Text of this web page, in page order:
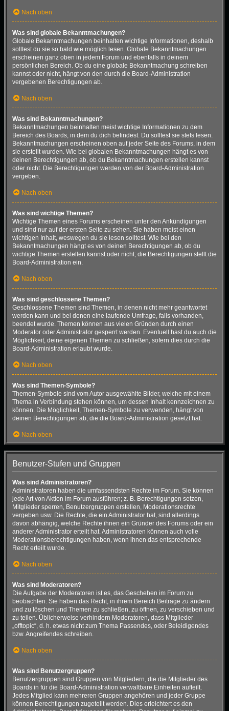
Nach oben
Was sind globale Bekanntmachungen?
Globale Bekanntmachungen beinhalten wichtige Informationen, deshalb
solltest du sie so bald wie möglich lesen. Globale Bekanntmachungen
erscheinen ganz oben in jedem Forum und ebenfalls in deinem
persönlichen Bereich. Ob du eine globale Bekanntmachung schreiben
kannst oder nicht, hängt von den durch die Board-Administration
vergebenen Berechtigungen ab.
Nach oben
Was sind Bekanntmachungen?
Bekanntmachungen beinhalten meist wichtige Informationen zu dem
Bereich des Boards, in dem du dich befindest. Du solltest sie stets lesen.
Bekanntmachungen erscheinen oben auf jeder Seite des Forums, in dem
sie erstellt wurden. Wie bei globalen Bekanntmachungen hängt es von
deinen Berechtigungen ab, ob du Bekanntmachungen erstellen kannst
oder nicht. Die Berechtigungen werden von der Board-Administration
vergeben.
Nach oben
Was sind wichtige Themen?
Wichtige Themen eines Forums erscheinen unter den Ankündigungen
und sind nur auf der ersten Seite zu sehen. Sie haben meist einen
wichtigen Inhalt, weswegen du sie lesen solltest. Wie bei den
Bekanntmachungen hängt es von deinen Berechtigungen ab, ob du
wichtige Themen erstellen kannst oder nicht; die Berechtigungen stellt die
Board-Administration ein.
Nach oben
Was sind geschlossene Themen?
Geschlossene Themen sind Themen, in denen nicht mehr geantwortet
werden kann und bei denen eine laufende Umfrage, falls vorhanden,
beendet wurde. Themen können aus vielen Gründen durch einen
Moderator oder Administrator gesperrt werden. Eventuell hast du auch die
Möglichkeit, deine eigenen Themen zu schließen, sofern dies durch die
Board-Administration erlaubt wurde.
Nach oben
Was sind Themen-Symbole?
Themen-Symbole sind vom Autor ausgewählte Bilder, welche mit einem
Thema in Verbindung stehen können, um dessen Inhalt kennzeichnen zu
können. Die Möglichkeit, Themen-Symbole zu verwenden, hängt von
deinen Berechtigungen ab, die die Board-Administration gesetzt hat.
Nach oben
Benutzer-Stufen und Gruppen
Was sind Administratoren?
Administratoren haben die umfassendsten Rechte im Forum. Sie können
jede Art von Aktion im Forum ausführen; z. B. Berechtigungen setzen,
Mitglieder sperren, Benutzergruppen erstellen, Moderationsrechte
vergeben usw. Die Rechte, die ein Administrator hat, sind allerdings
davon abhängig, welche Rechte ihnen ein Gründer des Forums oder ein
anderer Administrator erteilt hat. Administratoren können auch volle
Moderationsberechtigungen haben, wenn ihnen das entsprechende
Recht erteilt wurde.
Nach oben
Was sind Moderatoren?
Die Aufgabe der Moderatoren ist es, das Geschehen im Forum zu
beobachten. Sie haben das Recht, in ihrem Bereich Beiträge zu ändern
und zu löschen und Themen zu schließen, zu öffnen, zu verschieben und
zu teilen. Üblicherweise verhindern Moderatoren, dass Mitglieder
„offtopic“, d. h. etwas nicht zum Thema Passendes, oder Beleidigendes
bzw. Angreifendes schreiben.
Nach oben
Was sind Benutzergruppen?
Benutzergruppen sind Gruppen von Mitgliedern, die die Mitglieder des
Boards in für die Board-Administration verwaltbare Einheiten aufteilt.
Jedes Mitglied kann mehreren Gruppen angehören und jeder Gruppe
können Berechtigungen zugeteilt werden. Dies erleichtert es den